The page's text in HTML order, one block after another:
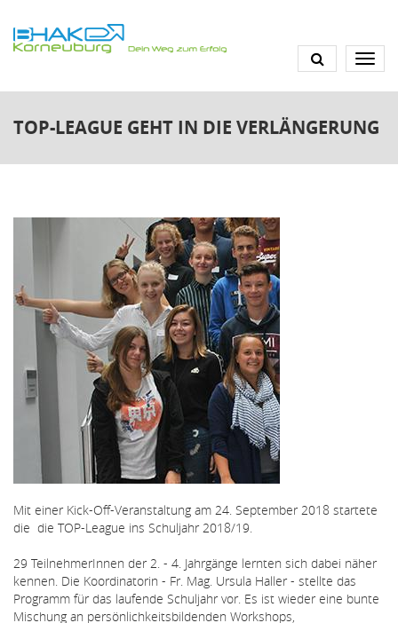
zum
Inhalt
TOP-LEAGUE GEHT IN DIE VERLÄNGERUNG
Mit einer Kick-Off-Veranstaltung am 24. September 2018 startete
die die TOP-League ins Schuljahr 2018/19.
29 TeilnehmerInnen der 2. - 4. Jahrgänge lernten sich dabei näher
kennen. Die Koordinatorin - Fr. Mag. Ursula Haller - stellte das
Programm für das laufende Schuljahr vor. Es ist wieder eine bunte
Mischung an persönlichkeitsbildenden Workshops,